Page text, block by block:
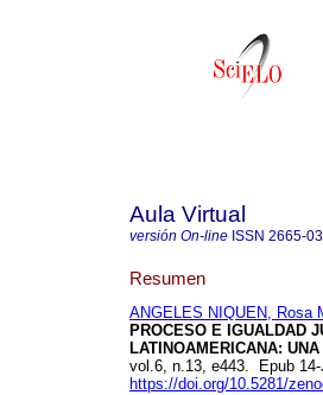
Aula Virtual
versión On-line ISSN 2665-
Resumen
ANGELES NIQUEN, Rosa
PROCESO E IGUALDAD
LATINOAMERICANA:
vol.6, n.13, e443. Epub
https://doi.org/10.5281/